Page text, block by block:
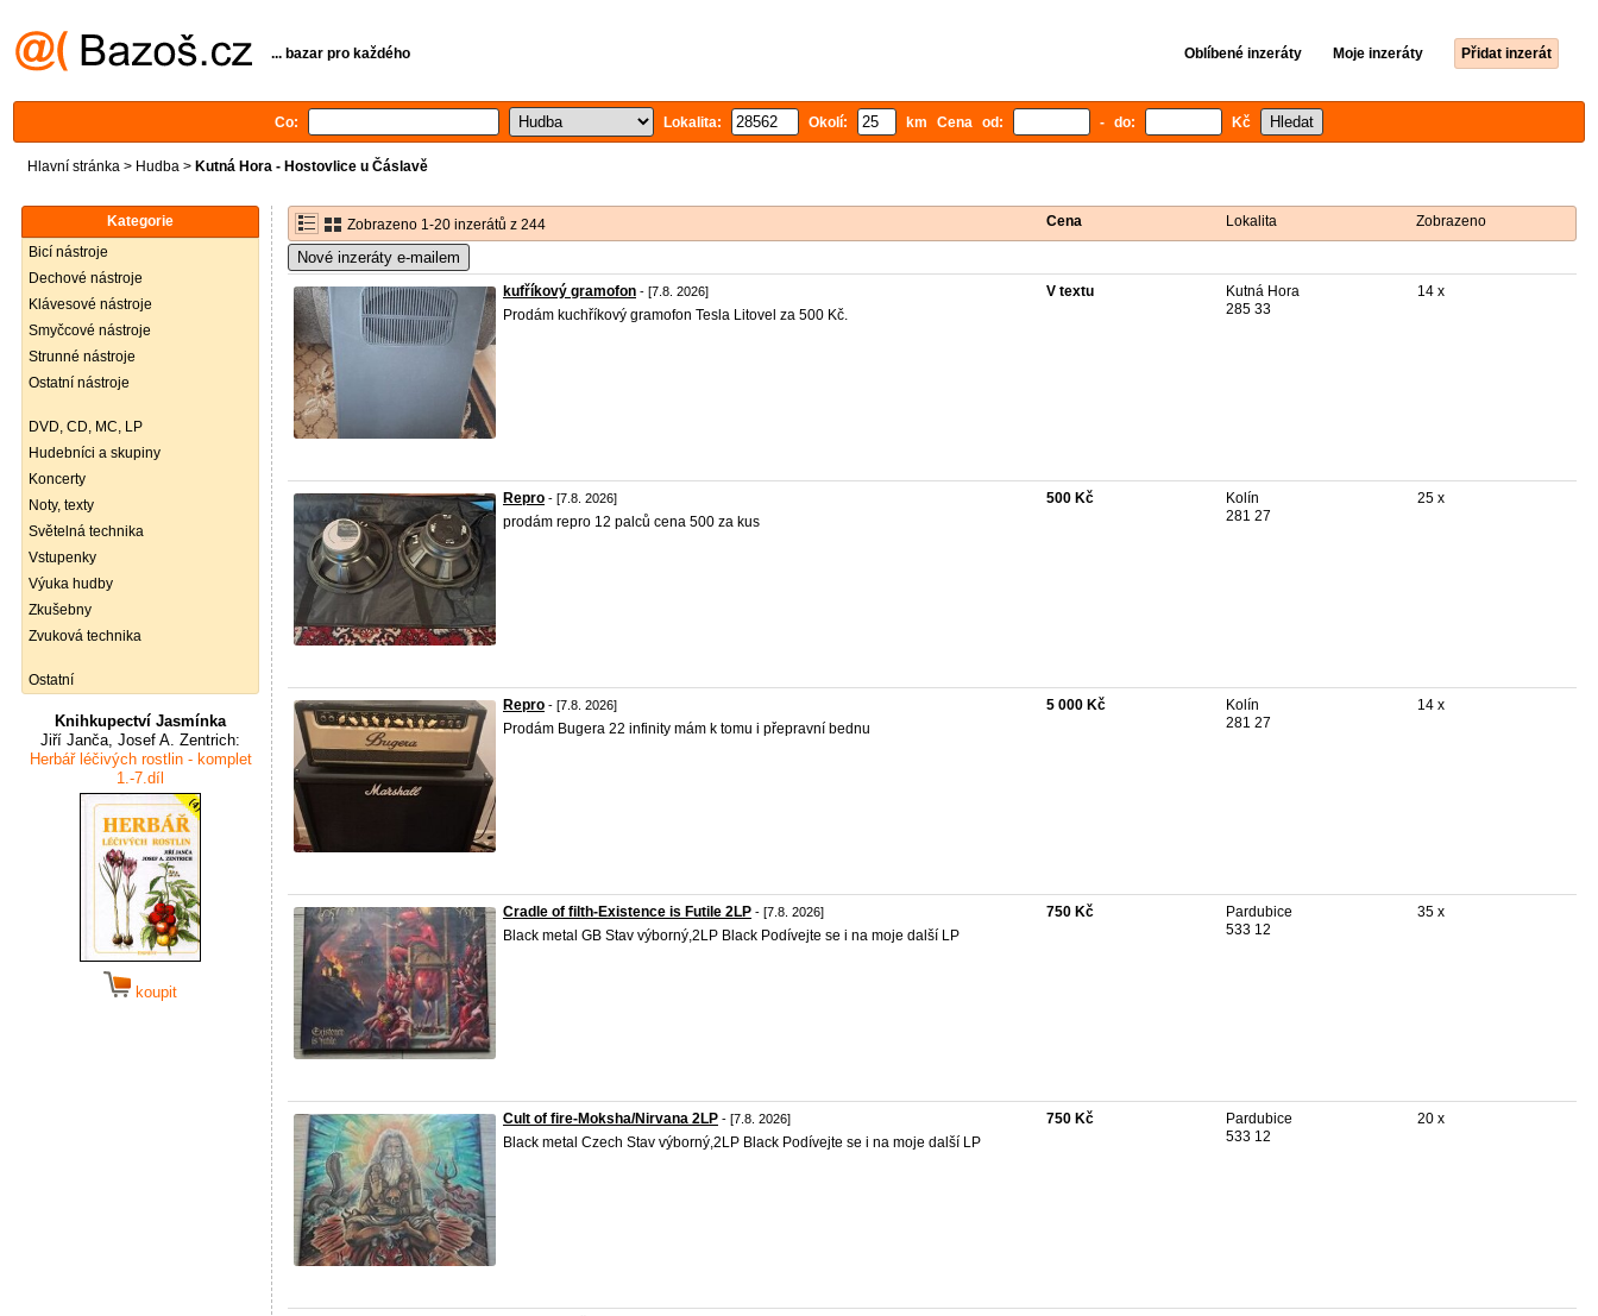
... bazar pro každého Oblíbené inzeráty Moje inzeráty Přidat inzerát
Co: Lokalita: Okolí: km Cena od: - do: Kč
Hlavní stránka > Hudba > Kutná Hora - Hostovlice u Čáslavě
Kategorie
Bicí nástroje
Dechové nástroje
Klávesové nástroje
Smyčcové nástroje
Strunné nástroje
Ostatní nástroje
DVD, CD, MC, LP
Hudebníci a skupiny
Koncerty
Noty, texty
Světelná technika
Vstupenky
Výuka hudby
Zkušebny
Zvuková technika
Ostatní
Knihkupectví Jasmínka
Jiří Janča, Josef A. Zentrich:
Herbář léčivých rostlin - komplet
1.-7.díl
koupit
Zobrazeno 1-20 inzerátů z 244 Cena Lokalita Zobrazeno
Nové inzeráty e-mailem
kufříkový gramofon - [7.8. 2026]
Prodám kuchříkový gramofon Tesla Litovel za 500 Kč.
V textu
Kutná Hora
285 33
14 x
Repro - [7.8. 2026]
prodám repro 12 palců cena 500 za kus
500 Kč
Kolín
281 27
25 x
Repro - [7.8. 2026]
Prodám Bugera 22 infinity mám k tomu i přepravní bednu
5 000 Kč
Kolín
281 27
14 x
Cradle of filth-Existence is Futile 2LP - [7.8. 2026]
Black metal GB Stav výborný,2LP Black Podívejte se i na moje další LP
750 Kč
Pardubice
533 12
35 x
Cult of fire-Moksha/Nirvana 2LP - [7.8. 2026]
Black metal Czech Stav výborný,2LP Black Podívejte se i na moje další LP
750 Kč
Pardubice
533 12
20 x